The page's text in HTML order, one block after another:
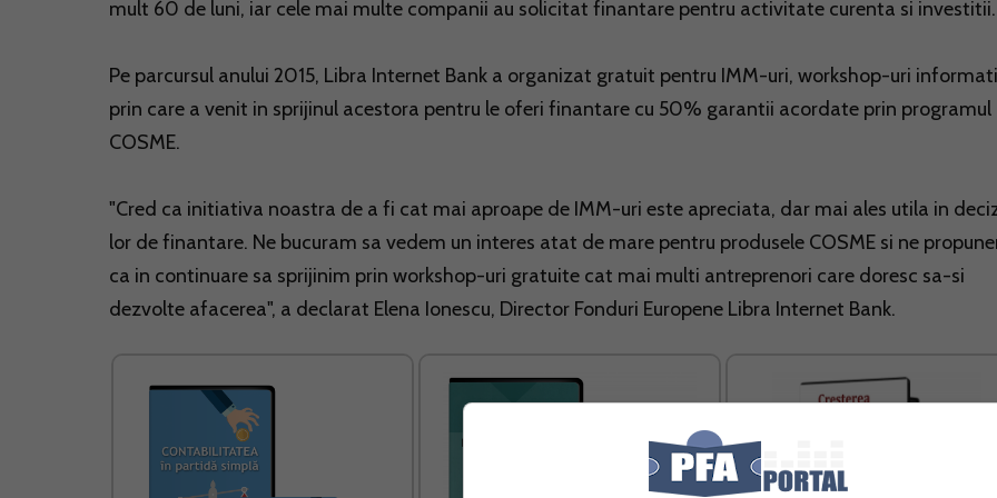
mult 60 de luni, iar cele mai multe companii au solicitat finantare pentru activitate curenta si investitii.
Pe parcursul anului 2015, Libra Internet Bank a organizat gratuit pentru IMM-uri, workshop-uri
prin care a venit in sprijinul acestora pentru le oferi finantare cu 50% garantii acordate prin programul
COSME.
"Cred ca initiativa noastra de a fi cat mai aproape de IMM-uri este apreciata, dar mai ales utila in
lor de finantare. Ne bucuram sa vedem un interes atat de mare pentru produsele COSME si ne
ca in continuare sa sprijinim prin workshop-uri gratuite cat mai multi antreprenori care doresc sa-si
dezvolte afacerea", a declarat Elena Ionescu, Director Fonduri Europene Libra Internet Bank.